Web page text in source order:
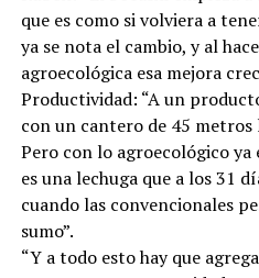
que es como si volviera a
ya se nota el cambio, y al
agroecológica esa mejora
Productividad: “A un
con un cantero de 45 metros
Pero con lo agroecológico ya
es una lechuga que a los 31
cuando las convencionales
sumo”.
“Y a todo esto hay que